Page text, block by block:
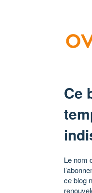
Ce
Le nom
ce blog